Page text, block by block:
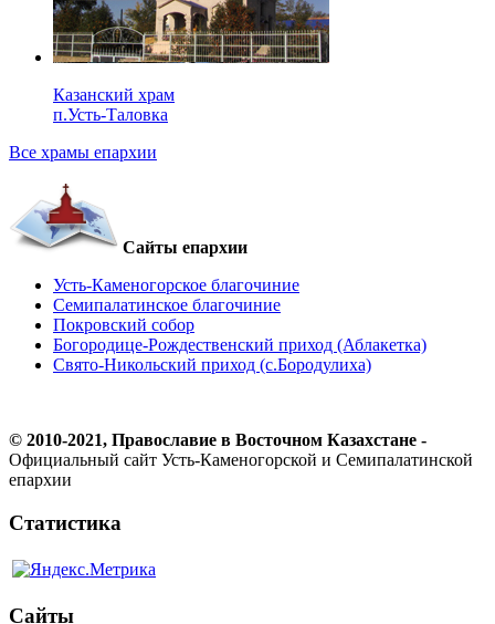
Казанский храм
п.Усть-Таловка
Все храмы епархии
Сайты епархии
Усть-Каменогорское благочиние
Семипалатинское благочиние
Покровский собор
Богородице-Рождественский приход (Аблакетка)
Свято-Никольский приход (с.Бородулиха)
© 2010-2021, Православие в Восточном Казахстане -
Официальный сайт Усть-Каменогорской и Семипалатинской
епархии
Статистика
Сайты